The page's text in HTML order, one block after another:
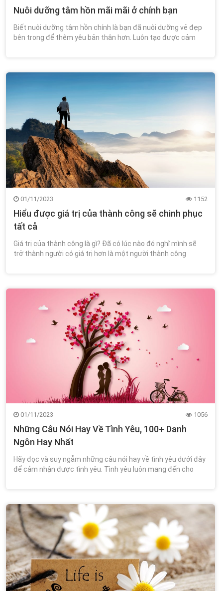
Nuôi dưỡng tâm hồn mãi mãi ở chính bạn
Biết nuôi dưỡng tâm hồn chính là bạn đã nuôi dưỡng vẻ đẹp
bên trong để thêm yêu bản thân hơn. Luôn tạo được cảm
01/11/2023 1152
Hiểu được giá trị của thành công sẽ chinh phục
tất cả
Giá trị của thành công là gì? Đã có lúc nào đó nghĩ mình sẽ
trở thành người có giá trị hơn là một người thành công
01/11/2023 1056
Những Câu Nói Hay Về Tình Yêu, 100+ Danh
Ngôn Hay Nhất
Hãy đọc và suy ngẫm những câu nói hay về tình yêu dưới đây
để cảm nhận được tình yêu. Tình yêu luôn mang đến cho